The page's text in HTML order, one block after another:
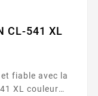
CL-541 XL
fiable avec la
XL couleur